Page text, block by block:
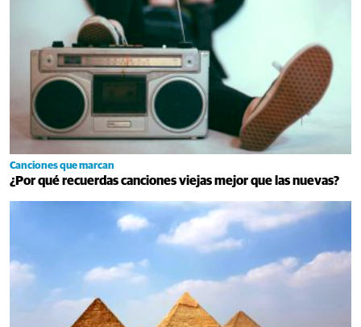
Canciones que marcan
¿Por qué recuerdas canciones viejas mejor que las nuevas?